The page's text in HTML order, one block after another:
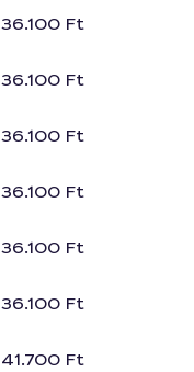
36.100 Ft
36.100 Ft
36.100 Ft
36.100 Ft
36.100 Ft
36.100 Ft
41.700 Ft